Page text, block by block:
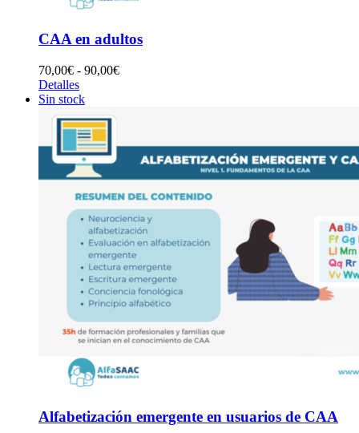
CAA en adultos
70,00€ - 90,00€Rango
90,00€
Detalles
Sin stock
Alfabetización emergente en usuarios de CAA